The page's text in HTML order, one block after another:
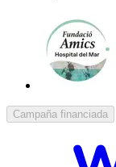
Campaña financiada